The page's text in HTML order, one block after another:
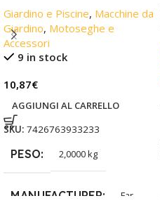
Giardino e Piscine, Macchine da
Giardino, Motoseghe e
Accessori
9 in stock
10,87€
AGGIUNGI AL CARRELLO
SKU: 7426763933233
PESO 2,0000 kg
MANUFACTURER Far